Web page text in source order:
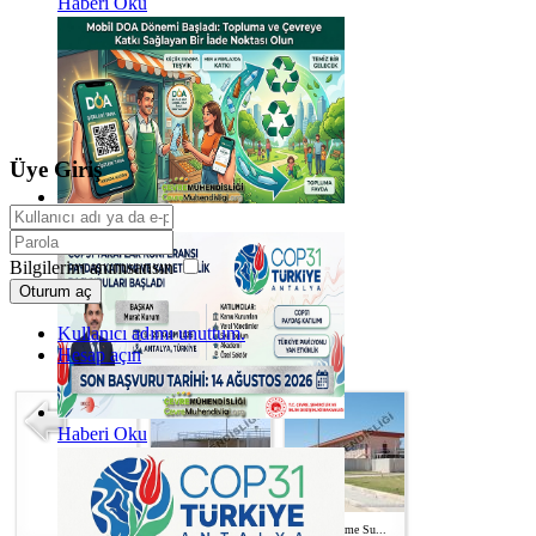
Haberi Oku
Haberi Oku
Üye Giriş
Bilgilerim anımsansın
Oturum aç
Kullanıcı adımı unuttum.
Hesap açın
Çatalan İçme Su... Çatalan İçme Su...